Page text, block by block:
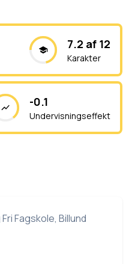
7.2 af 12
Karakter
-0.1
Undervisningseffekt
Fagskole, Billund